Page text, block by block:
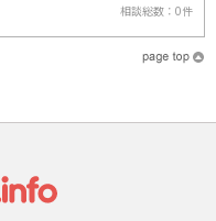
相談総数：0件